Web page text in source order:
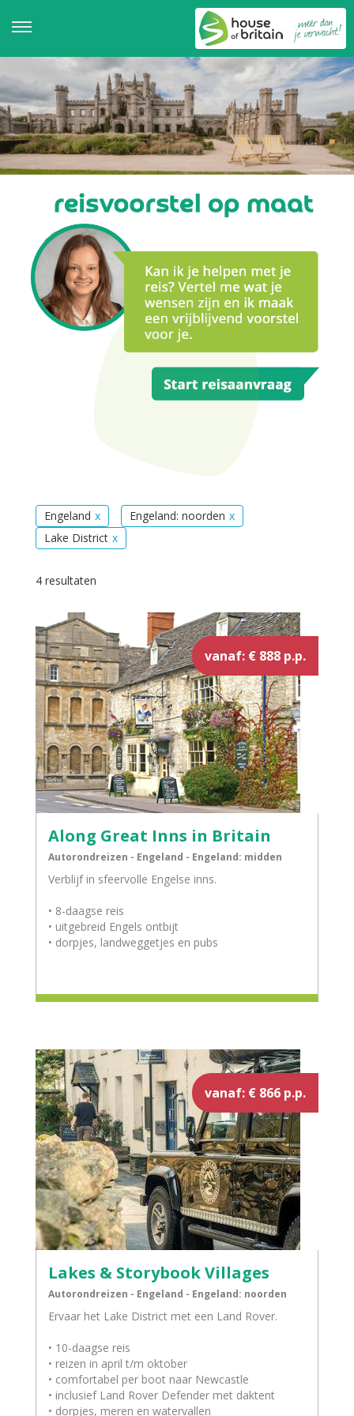
Engeland
Engeland: noorden
Lake District
4 resultaten
vanaf: € 888 p.p.
Along Great Inns in Britain
Autorondreizen - Engeland - Engeland: midden
Verblijf in sfeervolle Engelse inns.
• 8-daagse reis
• uitgebreid Engels ontbijt
• dorpjes, landweggetjes en pubs
vanaf: € 866 p.p.
Lakes & Storybook Villages
Autorondreizen - Engeland - Engeland: noorden
Ervaar het Lake District met een Land Rover.
• 10-daagse reis
• reizen in april t/m oktober
• comfortabel per boot naar Newcastle
• inclusief Land Rover Defender met daktent
• dorpjes, meren en watervallen